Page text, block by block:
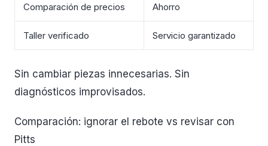
Comparación de precios Ahorro
Taller verificado Servicio garantizado
Sin cambiar piezas innecesarias. Sin
diagnósticos improvisados.
Comparación: ignorar el rebote vs revisar con
Pitts